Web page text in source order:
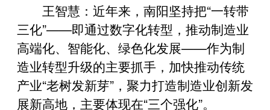
王智慧：近年来，南阳坚持把“一转带
三化”——即通过数字化转型，推动制造业
高端化、智能化、绿色化发展——作为制
造业转型升级的主要抓手，加快推动传统
产业“老树发新芽”，聚力打造制造业创新发
展新高地，主要体现在“三个强化”。